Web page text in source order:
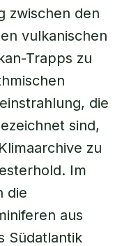
zwischen den
vulkanischen
Trapps zu
die
sind,
zu
Im
die
aus
Südatlantik